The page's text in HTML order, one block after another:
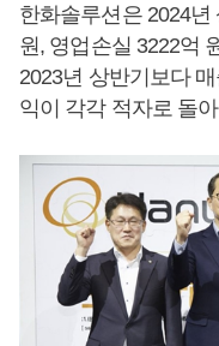
한화솔루션은 2024
원, 영업손실 3222억
2023년 상반기보다
익이 각각 적자로 돌